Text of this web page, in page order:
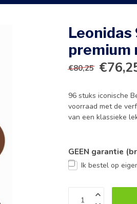
Leonidas
premium
€80,25
96 stuks iconische
voorraad met de
van een klassieke
GEEN garantie
Ik bestel op